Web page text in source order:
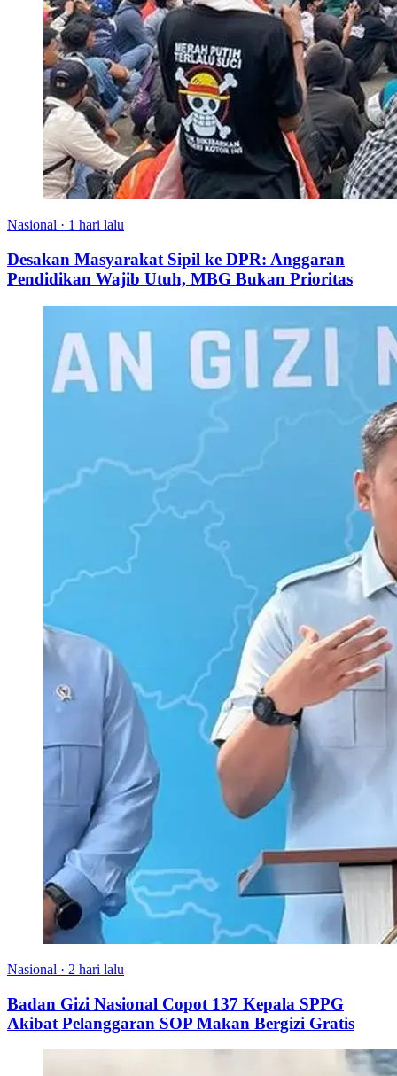
Nasional · 1 hari lalu
Desakan Masyarakat Sipil ke DPR: Anggaran
Pendidikan Wajib Utuh, MBG Bukan Prioritas
Nasional · 2 hari lalu
Badan Gizi Nasional Copot 137 Kepala SPPG
Akibat Pelanggaran SOP Makan Bergizi Gratis